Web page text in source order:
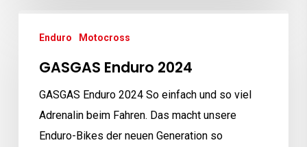
Enduro
2024
Enduro Motocross
GASGAS Enduro 2024
GASGAS Enduro 2024 So einfach und so viel
Adrenalin beim Fahren. Das macht unsere
Enduro-Bikes der neuen Generation so